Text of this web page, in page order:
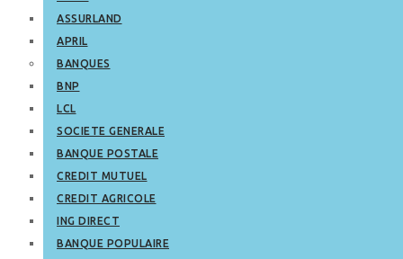
ASSURLAND
APRIL
BANQUES
BNP
LCL
SOCIETE GENERALE
BANQUE POSTALE
CREDIT MUTUEL
CREDIT AGRICOLE
ING DIRECT
BANQUE POPULAIRE